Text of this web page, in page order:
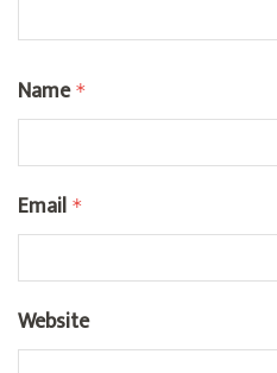
Name *
Email *
Website